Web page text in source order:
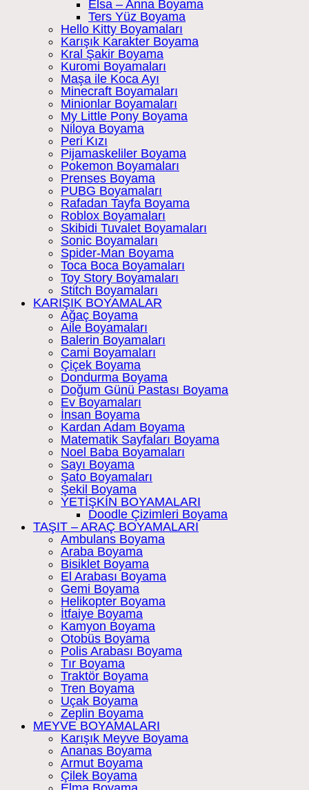
Elsa – Anna Boyama
Ters Yüz Boyama
Hello Kitty Boyamaları
Karışık Karakter Boyama
Kral Şakir Boyama
Kuromi Boyamaları
Maşa ile Koca Ayı
Minecraft Boyamaları
Minionlar Boyamaları
My Little Pony Boyama
Niloya Boyama
Peri Kızı
Pijamaskeliler Boyama
Pokemon Boyamaları
Prenses Boyama
PUBG Boyamaları
Rafadan Tayfa Boyama
Roblox Boyamaları
Skibidi Tuvalet Boyamaları
Sonic Boyamaları
Spider-Man Boyama
Toca Boca Boyamaları
Toy Story Boyamaları
Stitch Boyamaları
KARIŞIK BOYAMALAR
Ağaç Boyama
Aile Boyamaları
Balerin Boyamaları
Cami Boyamaları
Çiçek Boyama
Dondurma Boyama
Doğum Günü Pastası Boyama
Ev Boyamaları
İnsan Boyama
Kardan Adam Boyama
Matematik Sayfaları Boyama
Noel Baba Boyamaları
Sayı Boyama
Şato Boyamaları
Şekil Boyama
YETİŞKİN BOYAMALARI
Doodle Çizimleri Boyama
TAŞIT – ARAÇ BOYAMALARI
Ambulans Boyama
Araba Boyama
Bisiklet Boyama
El Arabası Boyama
Gemi Boyama
Helikopter Boyama
İtfaiye Boyama
Kamyon Boyama
Otobüs Boyama
Polis Arabası Boyama
Tır Boyama
Traktör Boyama
Tren Boyama
Uçak Boyama
Zeplin Boyama
MEYVE BOYAMALARI
Karışık Meyve Boyama
Ananas Boyama
Armut Boyama
Çilek Boyama